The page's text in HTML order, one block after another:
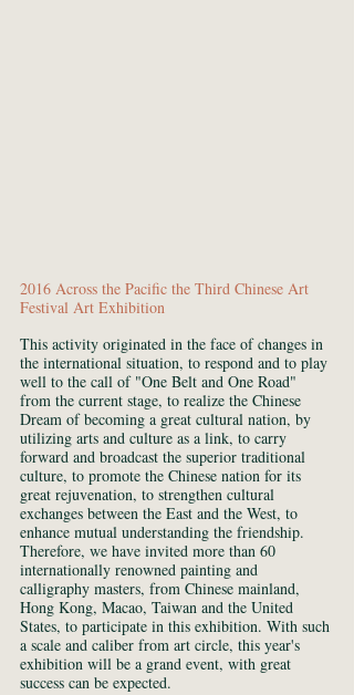
2016 Across the Pacific the Third Chinese Art
Festival Art Exhibition
This activity originated in the face of changes in
the international situation, to respond and to play
well to the call of "One Belt and One Road"
from the current stage, to realize the Chinese
Dream of becoming a great cultural nation, by
utilizing arts and culture as a link, to carry
forward and broadcast the superior traditional
culture, to promote the Chinese nation for its
great rejuvenation, to strengthen cultural
exchanges between the East and the West, to
enhance mutual understanding the friendship.
Therefore, we have invited more than 60
internationally renowned painting and
calligraphy masters, from Chinese mainland,
Hong Kong, Macao, Taiwan and the United
States, to participate in this exhibition. With such
a scale and caliber from art circle, this year's
exhibition will be a grand event, with great
success can be expected.